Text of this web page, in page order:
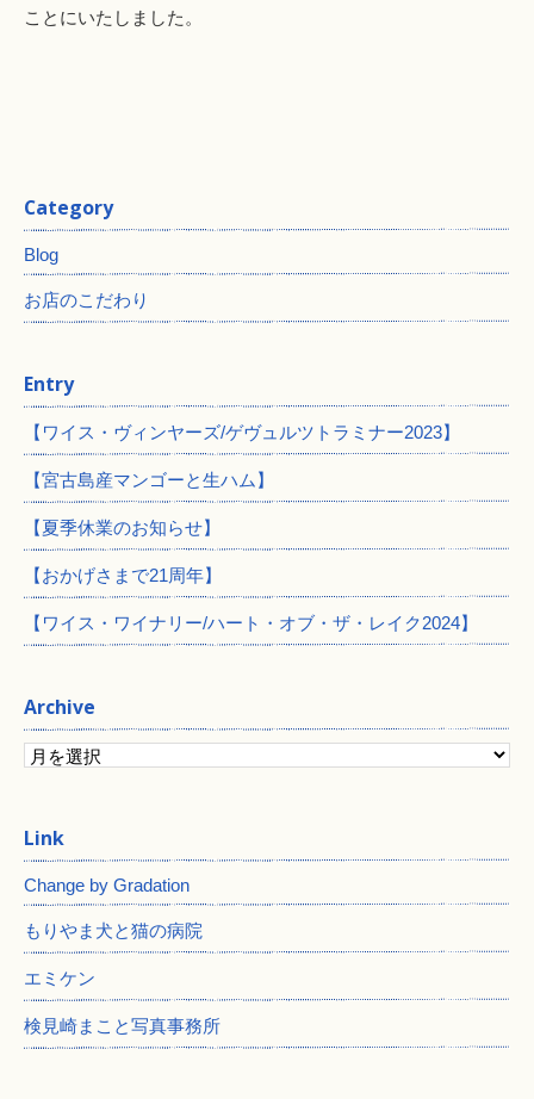
ことにいたしました。
Category
Blog
お店のこだわり
Entry
【ワイス・ヴィンヤーズ/ゲヴュルツトラミナー2023】
【宮古島産マンゴーと生ハム】
【夏季休業のお知らせ】
【おかげさまで21周年】
【ワイス・ワイナリー/ハート・オブ・ザ・レイク2024】
Archive
Change by Gradation
もりやま犬と猫の病院
エミケン
検見崎まこと写真事務所